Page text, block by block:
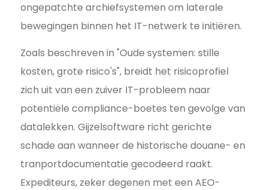
ongepatchte archiefsystemen om laterale
bewegingen binnen het IT-netwerk te initiëren.
Zoals beschreven in "Oude systemen: stille
kosten, grote risico's", breidt het risicoprofiel
zich uit van een zuiver IT-probleem naar
potentiële compliance-boetes ten gevolge van
datalekken. Gijzelsoftware richt gerichte
schade aan wanneer de historische douane- en
tranportdocumentatie gecodeerd raakt.
Expediteurs, zeker degenen met een AEO-